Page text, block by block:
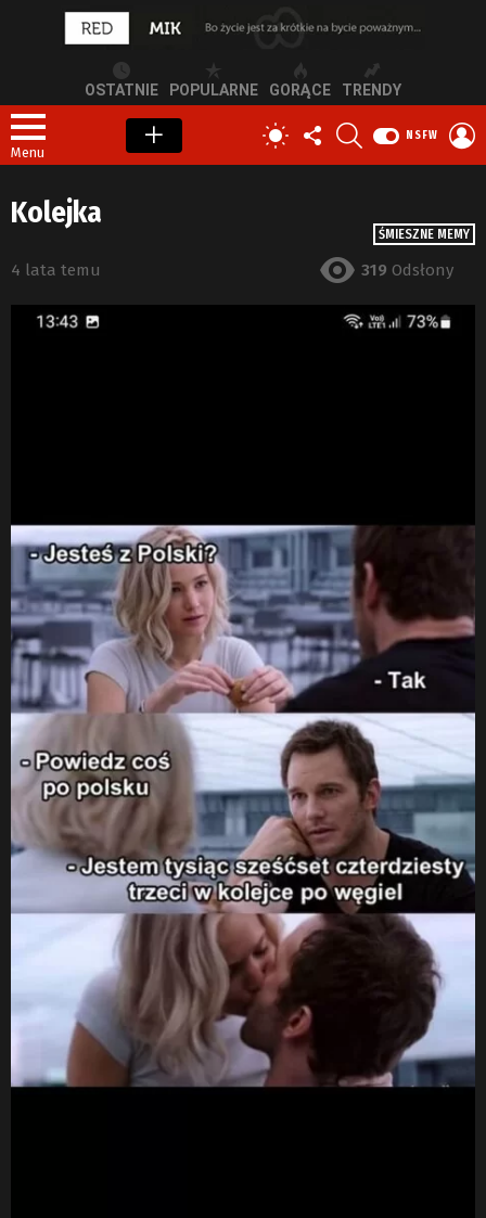
OSTATNIE POPULARNE GORĄCE TRENDY
Menu
PRZEŁĄCZ
SKÓRKĘ
OBSERWUJ
NAS
NSFW
ŚMIESZNE MEMY
Kolejka
4 lata temu 319 Odsłony